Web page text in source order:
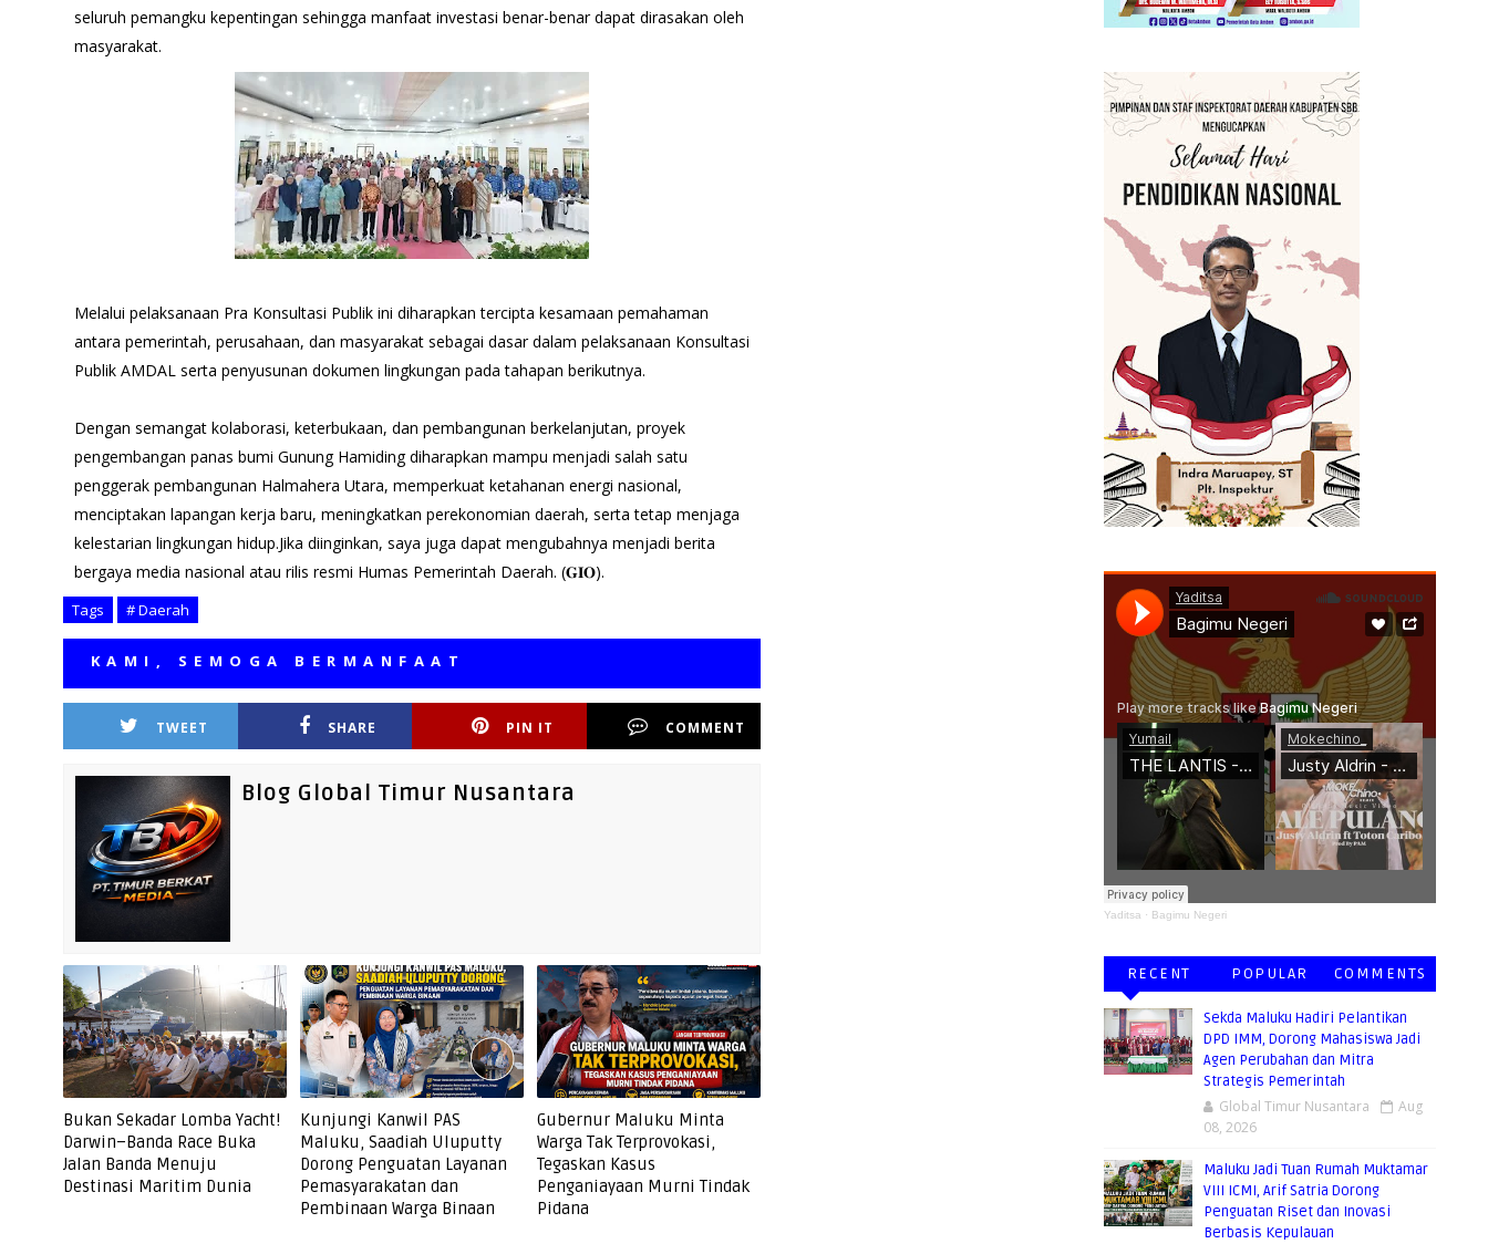
seluruh pemangku kepentingan sehingga manfaat investasi benar-benar dapat dirasakan oleh
masyarakat.
Melalui pelaksanaan Pra Konsultasi Publik ini diharapkan tercipta kesamaan pemahaman
antara pemerintah, perusahaan, dan masyarakat sebagai dasar dalam pelaksanaan Konsultasi
Publik AMDAL serta penyusunan dokumen lingkungan pada tahapan berikutnya.
Dengan semangat kolaborasi, keterbukaan, dan pembangunan berkelanjutan, proyek
pengembangan panas bumi Gunung Hamiding diharapkan mampu menjadi salah satu
penggerak pembangunan Halmahera Utara, memperkuat ketahanan energi nasional,
menciptakan lapangan kerja baru, meningkatkan perekonomian daerah, serta tetap menjaga
kelestarian lingkungan hidup.Jika diinginkan, saya juga dapat mengubahnya menjadi berita
bergaya media nasional atau rilis resmi Humas Pemerintah Daerah. (𝐆𝐈𝐎).
Tags # Daerah
SEMOGA BERMANFAAT
TWEET SHARE PIN IT COMMENT
Blog Global Timur Nusantara
Bukan Sekadar Lomba Yacht!
Darwin–Banda Race Buka
Jalan Banda Menuju
Destinasi Maritim Dunia
Kunjungi Kanwil PAS
Maluku, Saadiah Uluputty
Dorong Penguatan Layanan
Pemasyarakatan dan
Pembinaan Warga Binaan
Gubernur Maluku Minta
Warga Tak Terprovokasi,
Tegaskan Kasus
Penganiayaan Murni Tindak
Pidana
Yaditsa · Bagimu Negeri
RECENT POPULAR COMMENTS
Sekda Maluku Hadiri Pelantikan
DPD IMM, Dorong Mahasiswa Jadi
Agen Perubahan dan Mitra
Strategis Pemerintah
Global Timur Nusantara
Aug
08, 2026
Maluku Jadi Tuan Rumah Muktamar
VIII ICMI, Arif Satria Dorong
Penguatan Riset dan Inovasi
Berbasis Kepulauan